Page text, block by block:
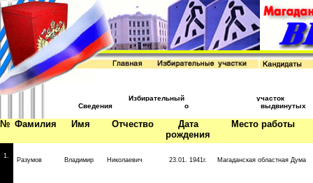
Избирательный
Сведения о выдвинутых
№ Фамилия Имя Отчество
Дата
рождения
Место работы
1.
Разумов Владимир Николаевич 23.01. 1941г. Магаданская областная Дума